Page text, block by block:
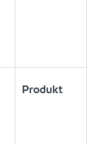
Produkt